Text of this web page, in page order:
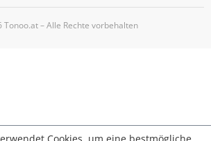
Tonoo.at – Alle Rechte vorbehalten